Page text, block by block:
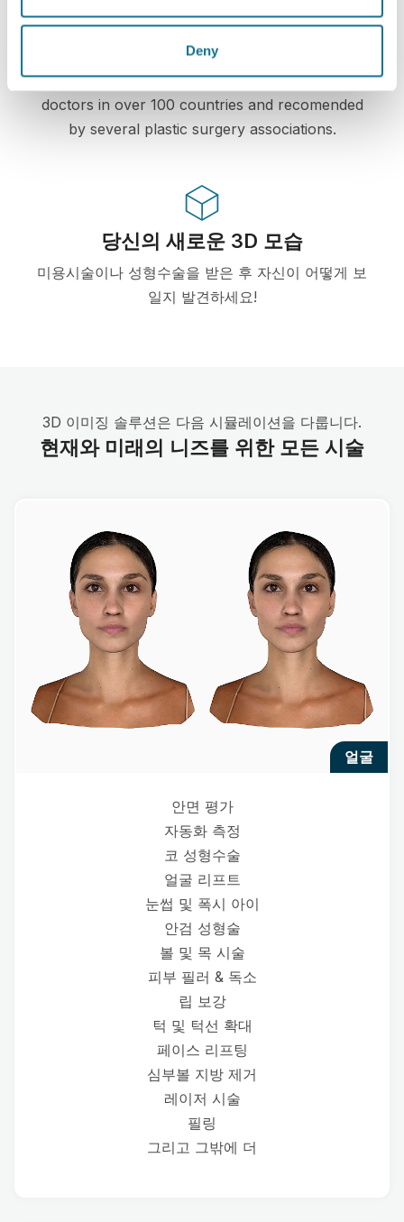
Deny
첨단 기술
First web-based 3D simulator for plastic surgery
and aesthetic procedures already used by
doctors in over 100 countries and recomended
by several plastic surgery associations.
당신의 새로운 3D 모습
미용시술이나 성형수술을 받은 후 자신이 어떻게 보
일지 발견하세요!
3D 이미징 솔루션은 다음 시뮬레이션을 다룹니다.
현재와 미래의 니즈를 위한 모든 시술
얼굴
안면 평가
자동화 측정
코 성형수술
얼굴 리프트
눈썹 및 폭시 아이
안검 성형술
볼 및 목 시술
피부 필러 & 독소
립 보강
턱 및 턱선 확대
페이스 리프팅
심부볼 지방 제거
레이저 시술
필링
그리고 그밖에 더